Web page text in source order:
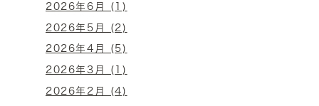
2026年6月 (1)
2026年5月 (2)
2026年4月 (5)
2026年3月 (1)
2026年2月 (4)